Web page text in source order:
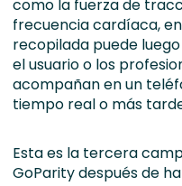
como la fuerza de
frecuencia cardíaca,
recopilada puede
el usuario o los
acompañan en un
tiempo real o más
Esta es la tercera
GoParity después de